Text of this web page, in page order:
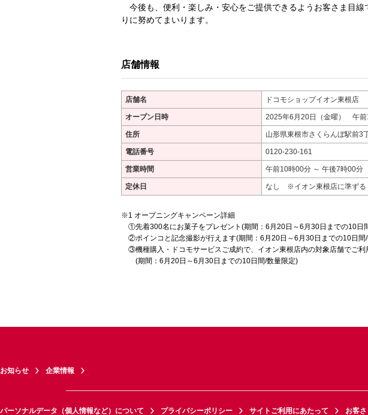
今後も、便利・楽しみ・安心をご提供できるようお客さま目
りに努めてまいります。
店舗情報
店舗名 ドコモショップイオン東根店
オープン日時 2025年6月20日（金曜） 午前
住所 山形県東根市さくらんぼ駅前3
電話番号 0120-230-161
営業時間 午前10時00分 ～ 午後7時00分
定休日 なし ※イオン東根店に準ずる
オープニングキャンペーン詳細
①先着300名にお菓子をプレゼント(期間：6月20日～6月30日までの10日
②ポインコと記念撮影が行えます(期間：6月20日～6月30日までの10日間
③機種購入・ドコモサービスご成約で、イオン東根店内の対象店舗でご利
(期間：6月20日～6月30日までの10日間/数量限定)
お知らせ 企業情報
パーソナルデータ（個人情報など）について プライバシーポリシー サイトご利用にあたって お客